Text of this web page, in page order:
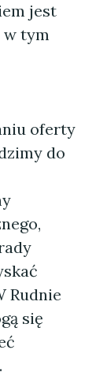
jest
w tym
oferty
do
Rudnie
się